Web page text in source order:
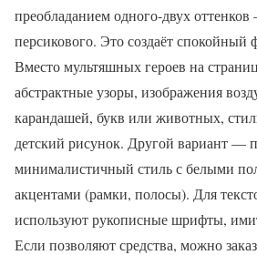
преобладанием одного-двух
персикового. Это создаёт спокойный
Вместо мультяшных героев на
абстрактные узоры, изображения
карандашей, букв или животных,
детский рисунок. Другой вариант —
минималистичный стиль с белыми
акцентами (рамки, полосы). Для
используют рукописные шрифты,
Если позволяют средства, можно